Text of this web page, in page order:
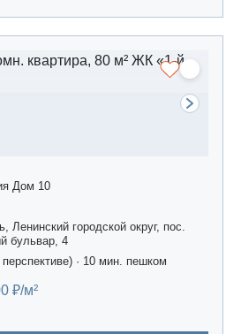
Дом 10
Ленинский городской округ, пос.
бульвар, 4
· 10 мин. пешком
₽/м²